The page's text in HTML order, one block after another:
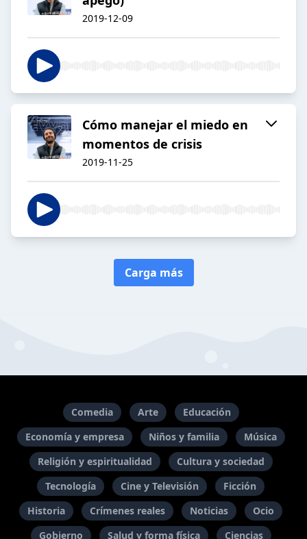
2019-12-09
Cómo manejar el miedo en
momentos de crisis
2019-11-25
Carga más
Comedia Arte
Educación
Economía y empresa
Niños y familia
Música
Religión y espiritualidad
Cultura y sociedad
Tecnología
Cine y Televisión
Ficción
Historia
Crímenes reales Noticias
Ocio
Gobierno
Salud y forma física Ciencias